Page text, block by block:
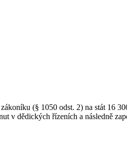
(§ 1050 odst. 2) na stát 16
v dědických řízeních a následně